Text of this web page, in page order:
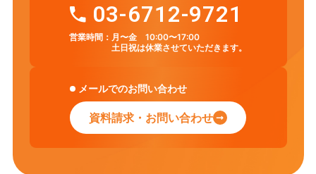
03-6712-9721
営業時間： 月〜金 10:00〜17:00
土日祝は休業させていただきます。
メールでのお問い合わせ
資料請求・お問い合わせ